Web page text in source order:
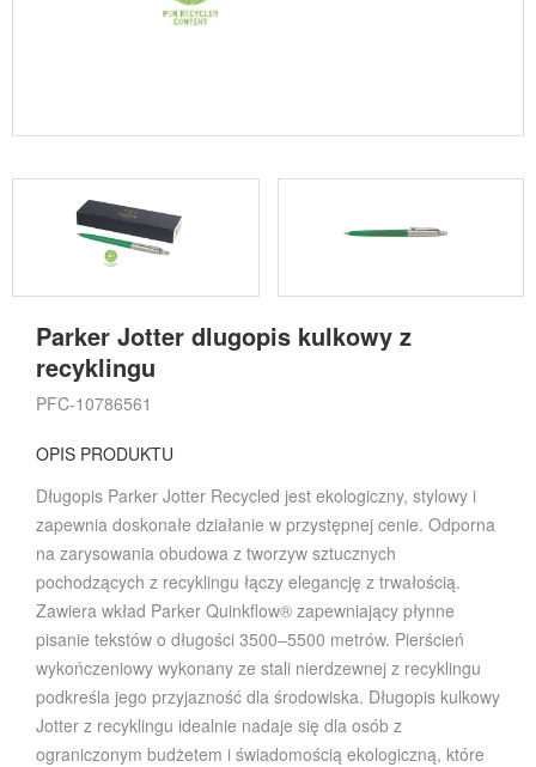
Parker Jotter dlugopis kulkowy z
recyklingu
PFC-10786561
OPIS PRODUKTU
Długopis Parker Jotter Recycled jest ekologiczny, stylowy i
zapewnia doskonałe działanie w przystępnej cenie. Odporna
na zarysowania obudowa z tworzyw sztucznych
pochodzących z recyklingu łączy elegancję z trwałością.
Zawiera wkład Parker Quinkflow® zapewniający płynne
pisanie tekstów o długości 3500–5500 metrów. Pierścień
wykończeniowy wykonany ze stali nierdzewnej z recyklingu
podkreśla jego przyjazność dla środowiska. Długopis kulkowy
Jotter z recyklingu idealnie nadaje się dla osób z
ograniczonym budżetem i świadomością ekologiczną, które